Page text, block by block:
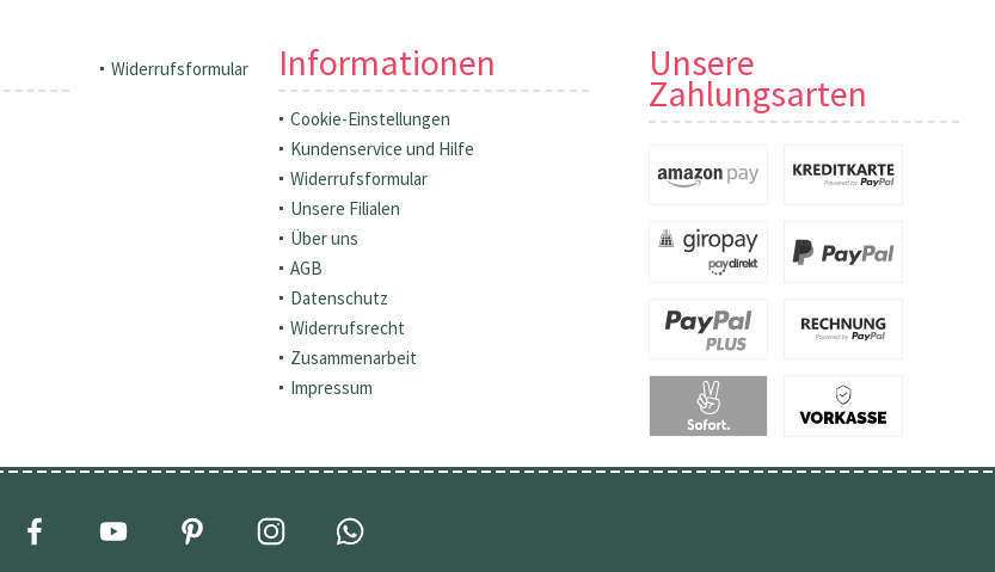
Widerrufsformular Informationen
Cookie-Einstellungen
Kundenservice und Hilfe
Widerrufsformular
Unsere Filialen
Über uns
AGB
Datenschutz
Widerrufsrecht
Zusammenarbeit
Impressum
Unsere
Zahlungsarten